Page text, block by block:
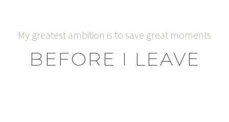
My greatest ambition is to save great moments
BEFORE I LEAVE